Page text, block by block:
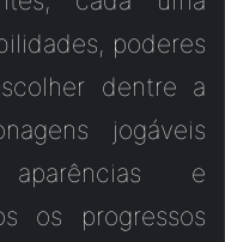
poderes
dentre a
jogáveis
e
os progressos